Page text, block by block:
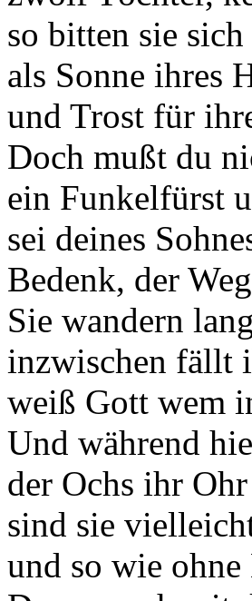
so bitten sie sich
als Sonne ihres
und Trost für
Doch mußt du
ein Funkelfürst
sei deines
Bedenk, der
Sie wandern
inzwischen fällt
weiß Gott wem
Und während
der Ochs ihr
sind sie
und so wie ohne